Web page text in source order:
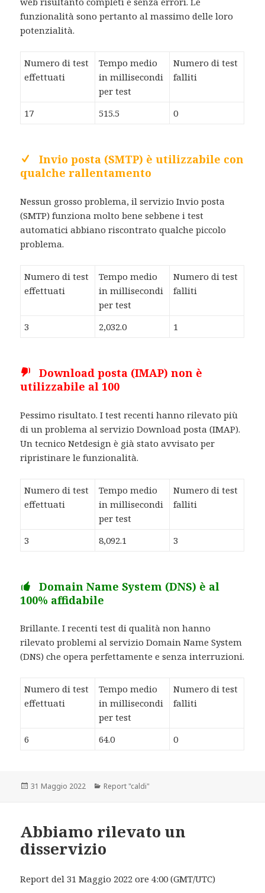
funzionalità sono pertanto al massimo delle loro
potenzialità.
Numero di test
effettuati
Tempo medio
in millisecondi
per test
Numero di test
falliti
17 515.5 0
Invio posta (SMTP) è utilizzabile con
qualche rallentamento
Nessun grosso problema, il servizio Invio posta
(SMTP) funziona molto bene sebbene i test
automatici abbiano riscontrato qualche piccolo
problema.
Numero di test
effettuati
Tempo medio
in millisecondi
per test
Numero di test
falliti
3 2,032.0 1
Download posta (IMAP) non è
utilizzabile al 100
Pessimo risultato. I test recenti hanno rilevato più
di un problema al servizio Download posta (IMAP).
Un tecnico Netdesign è già stato avvisato per
ripristinare le funzionalità.
Numero di test
effettuati
Tempo medio
in millisecondi
per test
Numero di test
falliti
3 8,092.1 3
Domain Name System (DNS) è al
100% affidabile
Brillante. I recenti test di qualità non hanno
rilevato problemi al servizio Domain Name System
(DNS) che opera perfettamente e senza interruzioni.
Numero di test
effettuati
Tempo medio
in millisecondi
per test
Numero di test
falliti
6 64.0 0
Scritto
31 Maggio 2022 Categorie
Report "caldi"
Abbiamo rilevato un
disservizio
Report del 31 Maggio 2022 ore 4:00 (GMT/UTC)